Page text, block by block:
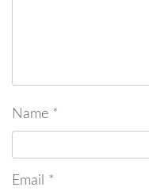
Name *
Email *